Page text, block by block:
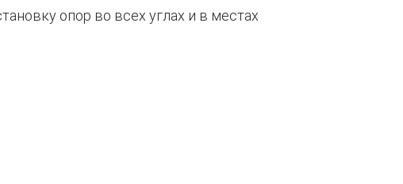
опор во всех углах и в местах